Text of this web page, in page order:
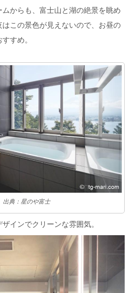
からも、富士山と湖の絶景を眺め
はこの景色が見えないので、お昼の
すめ。
出典：星のや富士
インでクリーンな雰囲気。